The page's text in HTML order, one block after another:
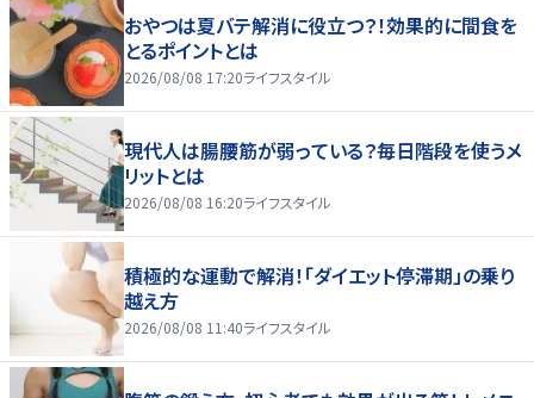
おやつは夏バテ解消に役立つ？！効果的に間食を
とるポイントとは
2026/08/08 17:20ライフスタイル
現代人は腸腰筋が弱っている？毎日階段を使うメ
リットとは
2026/08/08 16:20ライフスタイル
積極的な運動で解消！「ダイエット停滞期」の乗り
越え方
2026/08/08 11:40ライフスタイル